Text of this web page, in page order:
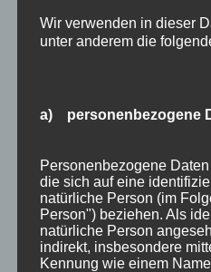
Allgäu
Allgemein
Bergbahnen
E-Bike
Empfehlung
Ferienwohnungen
Wir verwenden in dieser
unter anderem die
a) personenbezogene
Personenbezogene
die sich auf eine
natürliche Person (im
Person") beziehen. Als
natürliche Person
indirekt, insbesondere
Kennung wie einem